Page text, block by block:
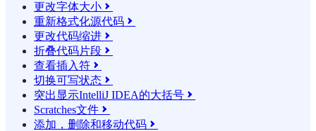
更改字体大小 
重新格式化源代码 
更改代码缩进 
折叠代码片段 
查看插入符 
切换可写状态 
突出显示IntelliJ IDEA的大括号 
Scratches文件 
添加，删除和移动代码 